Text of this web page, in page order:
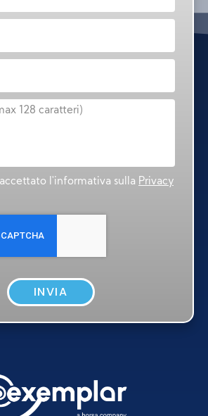
l'informativa sulla Privacy
INVIA